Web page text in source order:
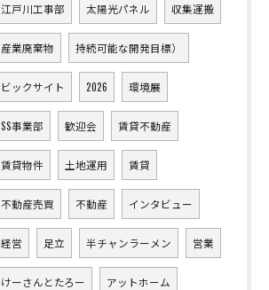
江戸川工事部 太陽光パネル 収集運搬
産業廃棄物 持続可能な開発目標）
ビックサイト 2026 環境展
SS事業部 歓迎会 賃貸不動産
賃貸物件 土地運用 賃貸
不動産売買 不動産 インタビュー
経営 足立 半チャンラーメン 営業
けーさんとたろー アットホーム